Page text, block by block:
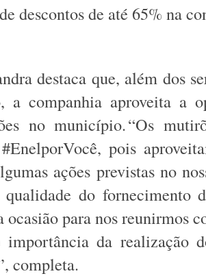
descontos de até 65% na
destaca que, além dos
a companhia aproveita a
no município. “Os
pois
ações previstas no
do fornecimento
para nos reunirmos
importância da realização
completa.